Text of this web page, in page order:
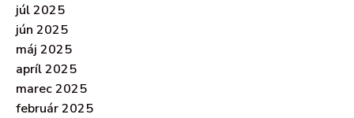
júl 2025
jún 2025
máj 2025
apríl 2025
marec 2025
február 2025